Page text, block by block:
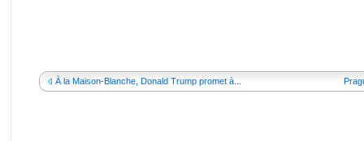
À la Maison-Blanche, Donald Trump promet à...